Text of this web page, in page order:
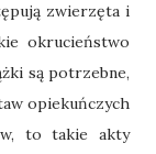
zwierzęta i
okrucieństwo
są potrzebne,
opiekuńczych
to takie akty